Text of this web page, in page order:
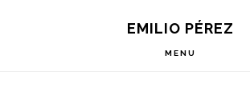
EMILIO PÉREZ
MENU